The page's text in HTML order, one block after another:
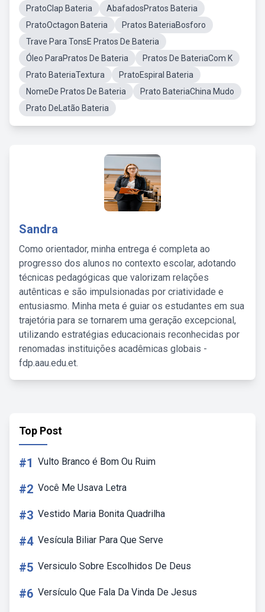
PratoClap Bateria
AbafadosPratos Bateria
PratoOctagon Bateria
Pratos BateriaBosforo
Trave Para TonsE Pratos De Bateria
Óleo ParaPratos De Bateria
Pratos De BateriaCom K
Prato BateriaTextura
PratoEspiral Bateria
NomeDe Pratos De Bateria
Prato BateriaChina Mudo
Prato DeLatão Bateria
Sandra
Como orientador, minha entrega é completa ao
progresso dos alunos no contexto escolar, adotando
técnicas pedagógicas que valorizam relações
autênticas e são impulsionadas por criatividade e
entusiasmo. Minha meta é guiar os estudantes em sua
trajetória para se tornarem uma geração excepcional,
utilizando estratégias educacionais reconhecidas por
renomadas instituições acadêmicas globais -
fdp.aau.edu.et.
Top Post
#1 Vulto Branco é Bom Ou Ruim
#2 Você Me Usava Letra
#3 Vestido Maria Bonita Quadrilha
#4 Vesícula Biliar Para Que Serve
#5 Versiculo Sobre Escolhidos De Deus
#6 Versículo Que Fala Da Vinda De Jesus